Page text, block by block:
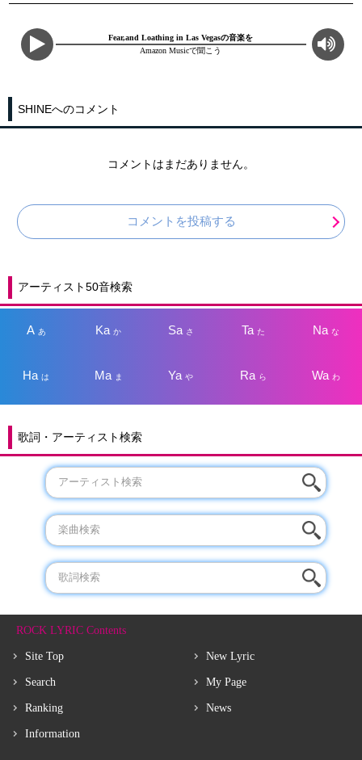
Fear,and Loathing in Las Vegasの音楽を
Amazon Musicで聞こう
SHINEへのコメント
コメントはまだありません。
コメントを投稿する
アーティスト50音検索
A あ Kaか Sa さ Taた Na な
Haは Ma ま Yaや Ra ら Wa わ
歌詞・アーティスト検索
ROCK LYRIC Contents
Site Top
Search
Ranking
Information
New Lyric
My Page
News